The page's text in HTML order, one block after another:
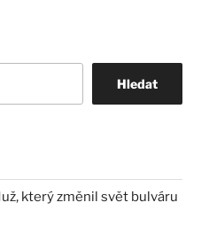
Hledat
který změnil svět bulváru